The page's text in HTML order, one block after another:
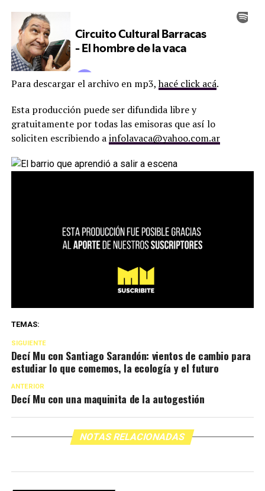
Para descargar el archivo en mp3,hacé click acá.
Esta producción puede ser difundida libre y
gratuitamente por todas las emisoras que así lo
soliciten escribiendo ainfolavaca@yahoo.com.ar
TEMAS:
SIGUIENTE
Decí Mu con Santiago Sarandón: vientos de cambio para
estudiar lo que comemos, la ecología y el futuro
ANTERIOR
Decí Mu con una maquinita de la autogestión
NOTAS RELACIONADAS